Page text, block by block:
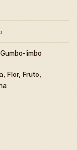
limbo
Flor, Fruto,